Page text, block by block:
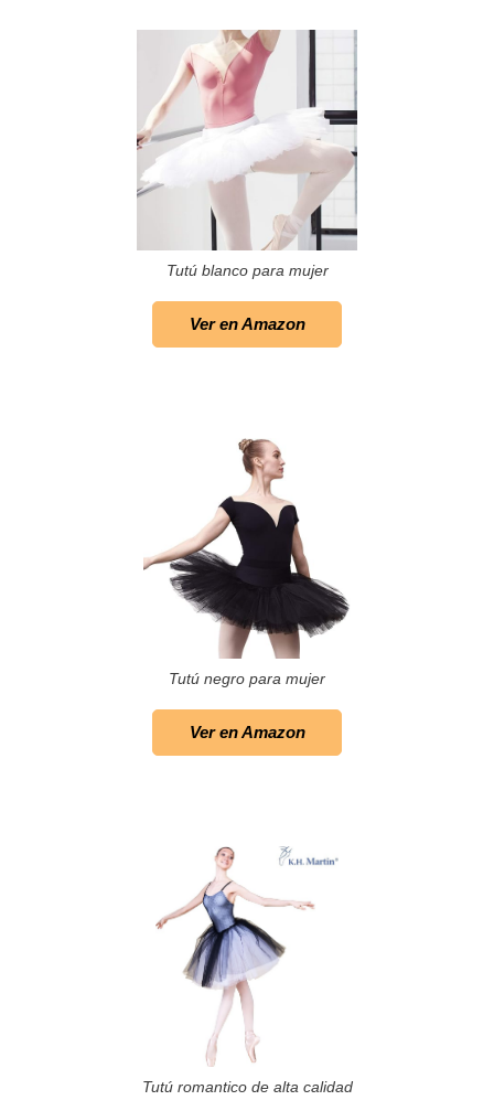
Tutú blanco para mujer
Ver en Amazon
Tutú negro para mujer
Ver en Amazon
Tutú romantico de alta calidad